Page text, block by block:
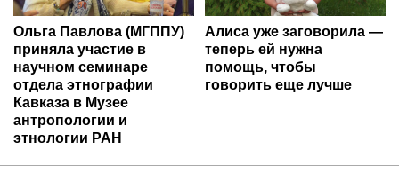
Ольга Павлова (МГППУ)
приняла участие в
научном семинаре
отдела этнографии
Кавказа в Музее
антропологии и
этнологии РАН
Алиса уже заговорила —
теперь ей нужна
помощь, чтобы
говорить еще лучше